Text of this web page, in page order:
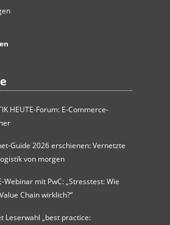
HEUTE-Forum: E-Commerce-
Guide 2026 erschienen: Vernetzte
von morgen
Webinar mit PwC: „Stresstest: Wie
Chain wirklich?“
Leserwahl „best practice: